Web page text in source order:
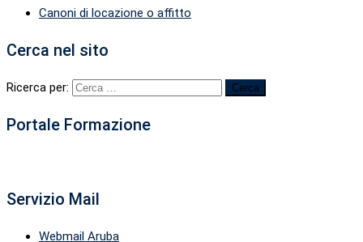
Canoni di locazione o affitto
Cerca nel sito
Ricerca per:
Portale Formazione
Servizio Mail
Webmail Aruba